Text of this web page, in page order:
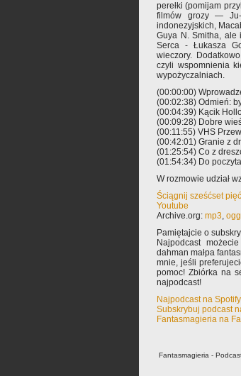
perełki (pomijam
filmów grozy — Ju-
indonezyjskich,
Guya N. Smitha, ale
Serca - Łukasza
wieczory.
czyli wspomnienia
wypożyczalniach.
(00:00:00)
(00:02:38) Odmień:
(00:04:39) Kącik
(00:09:28) Dobre
(00:11:55) VHS
(00:42:01) Granie z
(01:25:54) Co z
(01:54:34) Do
W rozmowie udział
Ściągnij sześćset
Youtube
Archive.org: mp3, ogg
Pamiętajcie o
Najpodcast
dahman małpa
mnie, jeśli
pomoc! Zbiórka na
najpodcast!
Najpodcast na Spotify
Subskrybuj podcast
Fantasmagieria na
Fantasmagieria -